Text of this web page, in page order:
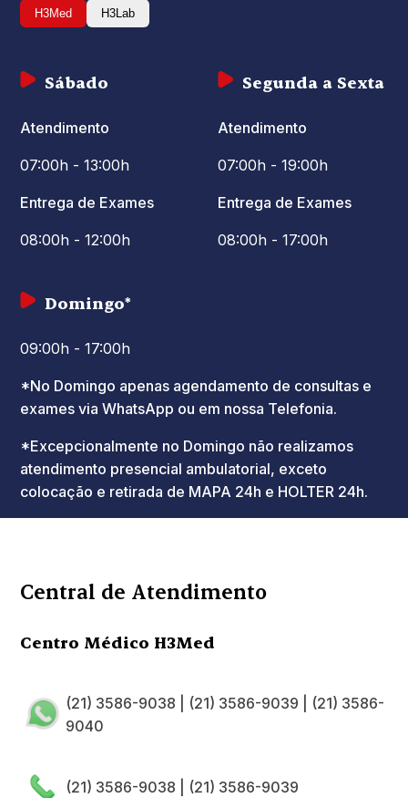
H3Med H3Lab
Segunda a Sexta
Atendimento
07:00h - 19:00h
Entrega de Exames
08:00h - 17:00h
Sábado
Atendimento
07:00h - 13:00h
Entrega de Exames
08:00h - 12:00h
Domingo*
09:00h - 17:00h
*No Domingo apenas agendamento de consultas e
exames via WhatsApp ou em nossa Telefonia.
*Excepcionalmente no Domingo não realizamos
atendimento presencial ambulatorial, exceto
colocação e retirada de MAPA 24h e HOLTER 24h.
Central de Atendimento
Centro Médico H3Med
(21) 3586-9038 (21) 3586-9039
(21) 3586-
9040
(21) 3586-9038 (21) 3586-9039